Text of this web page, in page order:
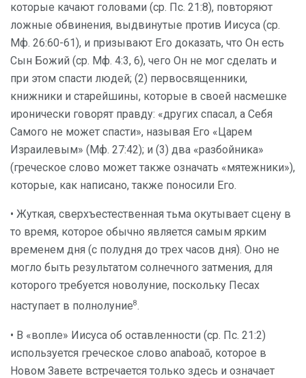
которые качают головами (ср. Пс. 21:8), повторяют
ложные обвинения, выдвинутые против Иисуса (ср.
Мф. 26:60-61), и призывают Его доказать, что Он есть
Сын Божий (ср. Мф. 4:3, 6), чего Он не мог сделать и
при этом спасти людей; (2) первосвященники,
книжники и старейшины, которые в своей насмешке
иронически говорят правду: «других спасал, а Себя
Самого не может спасти», называя Его «Царем
Израилевым» (Мф. 27:42); и (3) два «разбойника»
(греческое слово может также означать «мятежники»),
которые, как написано, также поносили Его.
• Жуткая, сверхъестественная тьма окутывает сцену в
то время, которое обычно является самым ярким
временем дня (с полудня до трех часов дня). Оно не
могло быть результатом солнечного затмения, для
которого требуется новолуние, поскольку Песах
наступает в полнолуние8.
• В «вопле» Иисуса об оставленности (ср. Пс. 21:2)
используется греческое слово anaboaō, которое в
Новом Завете встречается только здесь и означает